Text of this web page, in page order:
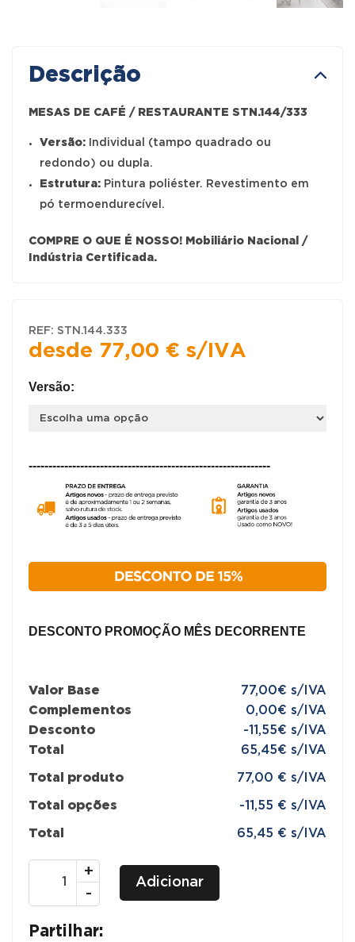
Descrição
MESAS DE CAFÉ / RESTAURANTE STN.144/333
Versão: Individual (tampo quadrado ou
redondo) ou dupla.
Estrutura: Pintura poliéster. Revestimento em
pó termoendurecível.
COMPRE O QUE É NOSSO! Mobiliário Nacional /
Indústria Certificada.
REF: STN.144.333
desde 77,00 € s/IVA
Versão:
-------------------------------------------------------------
DESCONTO PROMOÇÃO MÊS DECORRENTE
Valor Base
77,00€ s/IVA
Complementos
0,00€ s/IVA
Desconto
-11,55€ s/IVA
Total
65,45€ s/IVA
Total produto 77,00 € s/IVA
Total opções -11,55 € s/IVA
Total 65,45 € s/IVA
Quantidade
MESAS
DE
+
-
Adicionar
Partilhar: